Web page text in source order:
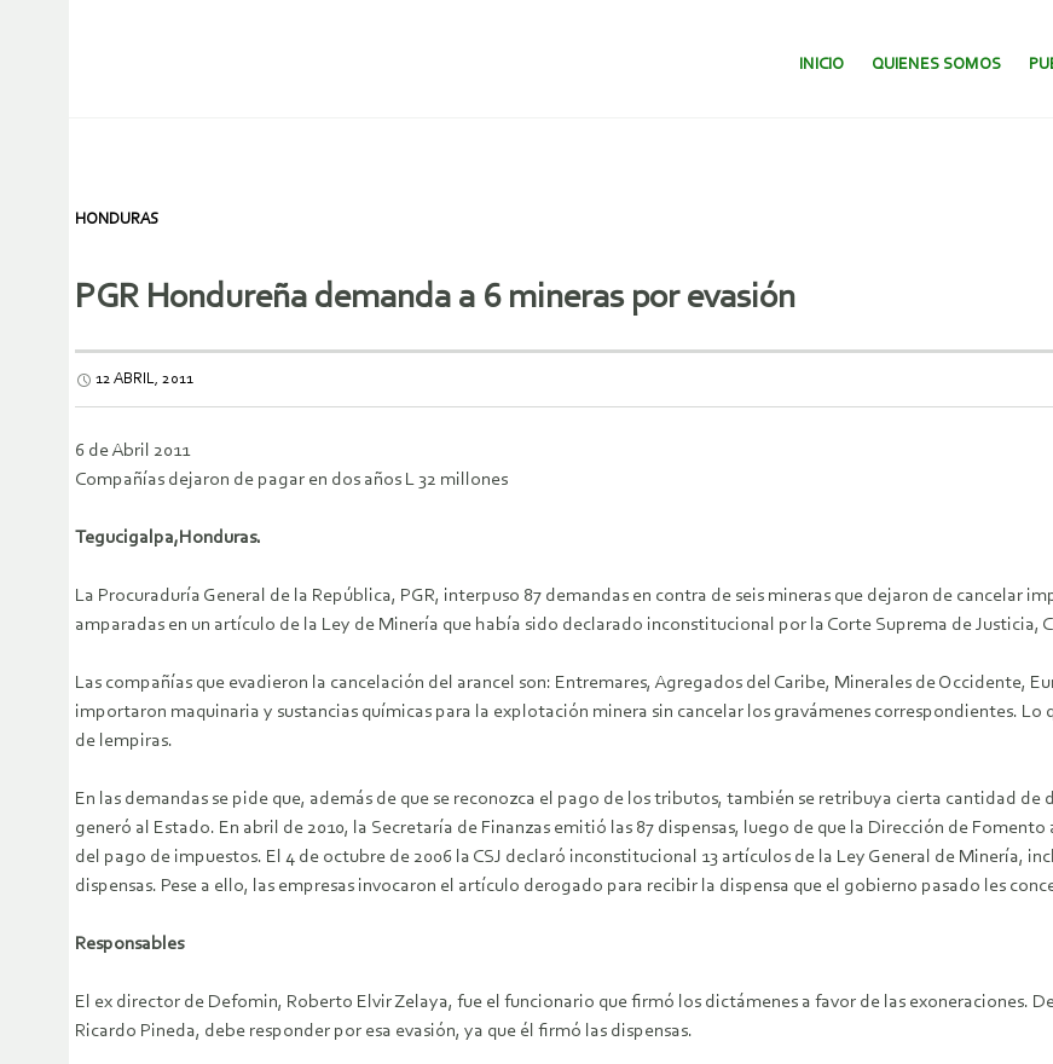
SALTAR AL CONTENIDO.
INICIO QUIENES SOMOS
HONDURAS
PGR Hondureña demanda a 6 mineras por evasión
12 ABRIL, 2011
6 de Abril 2011
Compañías dejaron de pagar en dos años L 32 millones
Tegucigalpa,Honduras.
La Procuraduría General de la República, PGR, interpuso 87 demandas en contra de seis mineras que dejaron de cancelar
amparadas en un artículo de la Ley de Minería que había sido declarado inconstitucional por la Corte Suprema de Justicia,
Las compañías que evadieron la cancelación del arancel son: Entremares, Agregados del Caribe, Minerales de Occidente,
importaron maquinaria y sustancias químicas para la explotación minera sin cancelar los gravámenes correspondientes.
de lempiras.
En las demandas se pide que, además de que se reconozca el pago de los tributos, también se retribuya cierta cantidad
generó al Estado. En abril de 2010, la Secretaría de Finanzas emitió las 87 dispensas, luego de que la Dirección de
del pago de impuestos. El 4 de octubre de 2006 la CSJ declaró inconstitucional 13 artículos de la Ley General de Minería,
dispensas. Pese a ello, las empresas invocaron el artículo derogado para recibir la dispensa que el gobierno pasado les
Responsables
El ex director de Defomin, Roberto Elvir Zelaya, fue el funcionario que firmó los dictámenes a favor de las exoneraciones.
Ricardo Pineda, debe responder por esa evasión, ya que él firmó las dispensas.